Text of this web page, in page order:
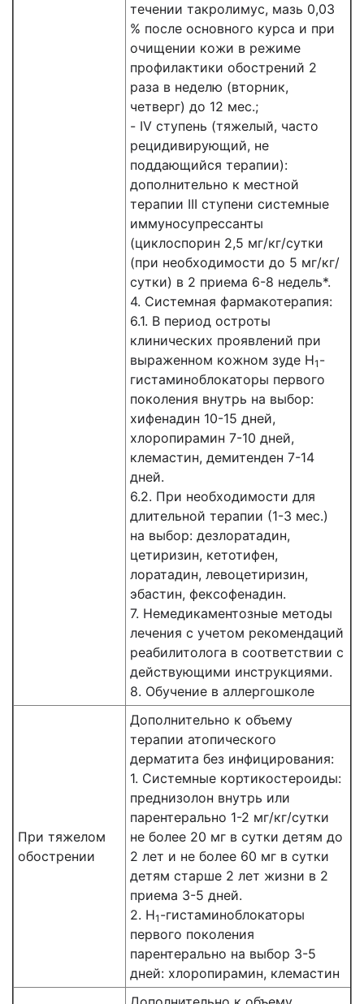
течении такролимус, мазь 0,03
% после основного курса и при
очищении кожи в режиме
профилактики обострений 2
раза в неделю (вторник,
четверг) до 12 мес.;
- IV ступень (тяжелый, часто
рецидивирующий, не
поддающийся терапии):
дополнительно к местной
терапии III ступени системные
иммуносупрессанты
(циклоспорин 2,5 мг/кг/сутки
(при необходимости до 5 мг/кг/
сутки) в 2 приема 6-8 недель*.
4. Системная фармакотерапия:
6.1. В период остроты
клинических проявлений при
выраженном кожном зуде Н1 -
гистаминоблокаторы первого
поколения внутрь на выбор:
хифенадин 10-15 дней,
хлоропирамин 7-10 дней,
клемастин, демитенден 7-14
дней.
6.2. При необходимости для
длительной терапии (1-3 мес.)
на выбор: дезлоратадин,
цетиризин, кетотифен,
лоратадин, левоцетиризин,
эбастин, фексофенадин.
7. Немедикаментозные методы
лечения с учетом рекомендаций
реабилитолога в соответствии с
действующими инструкциями.
8. Обучение в аллергошколе
При тяжелом
обострении
Дополнительно к объему
терапии атопического
дерматита без инфицирования:
1. Системные кортикостероиды:
преднизолон внутрь или
парентерально 1-2 мг/кг/сутки
не более 20 мг в сутки детям до
2 лет и не более 60 мг в сутки
детям старше 2 лет жизни в 2
приема 3-5 дней.
2. H1 -гистаминоблокаторы
первого поколения
парентерально на выбор 3-5
дней: хлоропирамин, клемастин